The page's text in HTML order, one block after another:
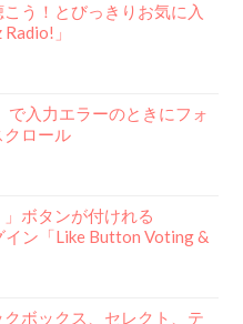
う！とびっきりお気に入
」
で入力エラーのときにフォ
クロール
ボタンが付けれる
ン「Like Button Voting &
ボックス、セレクト、テ